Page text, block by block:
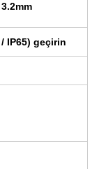
IP65) geçirin